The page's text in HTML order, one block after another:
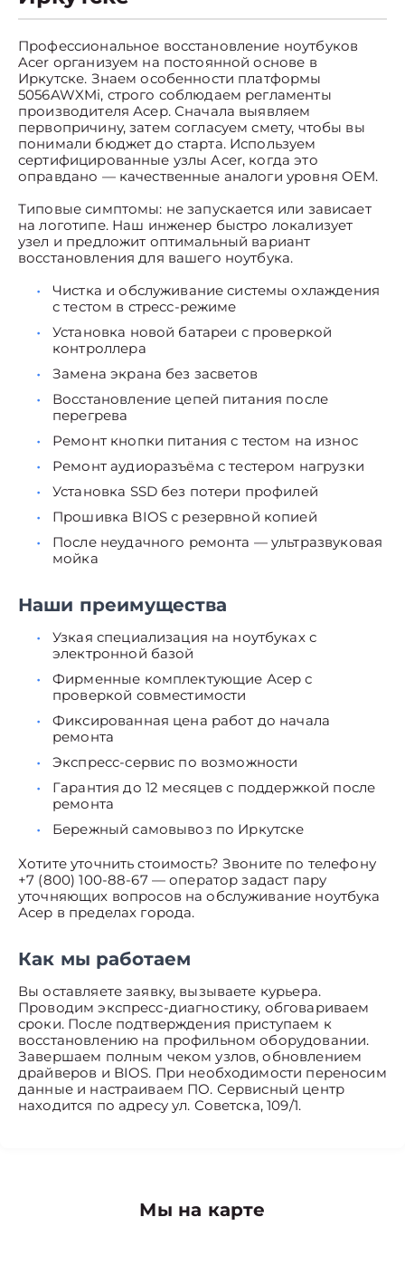
Профессиональное восстановление ноутбуков
Acer организуем на постоянной основе в
Иркутске. Знаем особенности платформы
5056AWXMi, строго соблюдаем регламенты
производителя Асер. Сначала выявляем
первопричину, затем согласуем смету, чтобы вы
понимали бюджет до старта. Используем
сертифицированные узлы Acer, когда это
оправдано — качественные аналоги уровня OEM.
Типовые симптомы: не запускается или зависает
на логотипе. Наш инженер быстро локализует
узел и предложит оптимальный вариант
восстановления для вашего ноутбука.
Чистка и обслуживание системы охлаждения
с тестом в стресс-режиме
Установка новой батареи с проверкой
контроллера
Замена экрана без засветов
Восстановление цепей питания после
перегрева
Ремонт кнопки питания с тестом на износ
Ремонт аудиоразъёма с тестером нагрузки
Установка SSD без потери профилей
Прошивка BIOS с резервной копией
После неудачного ремонта — ультразвуковая
мойка
Наши преимущества
Узкая специализация на ноутбуках с
электронной базой
Фирменные комплектующие Асер с
проверкой совместимости
Фиксированная цена работ до начала
ремонта
Экспресс-сервис по возможности
Гарантия до 12 месяцев с поддержкой после
ремонта
Бережный самовывоз по Иркутске
Хотите уточнить стоимость? Звоните по телефону
+7 (800) 100-88-67 — оператор задаст пару
уточняющих вопросов на обслуживание ноутбука
Асер в пределах города.
Как мы работаем
Вы оставляете заявку, вызываете курьера.
Проводим экспресс-диагностику, обговариваем
сроки. После подтверждения приступаем к
восстановлению на профильном оборудовании.
Завершаем полным чеком узлов, обновлением
драйверов и BIOS. При необходимости переносим
данные и настраиваем ПО. Сервисный центр
находится по адресу ул. Советска, 109/1.
Мы на карте